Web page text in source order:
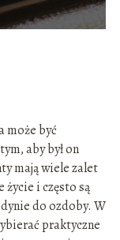
może być
aby był on
mają wiele zalet
życie i często są
do ozdoby. W
praktyczne